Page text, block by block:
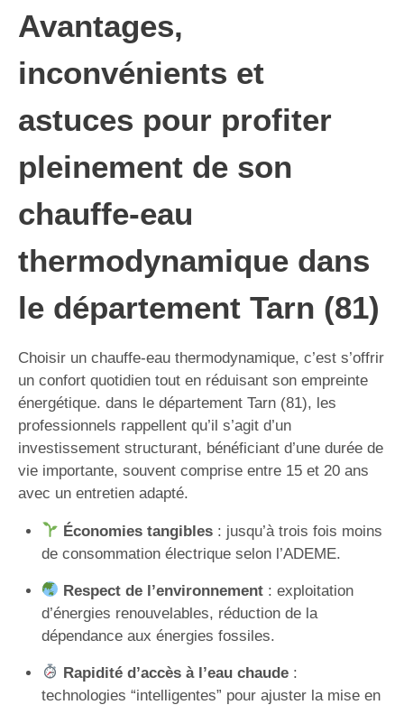
Avantages,
inconvénients et
astuces pour profiter
pleinement de son
chauffe-eau
thermodynamique dans
le département Tarn (81)
Choisir un chauffe-eau thermodynamique, c’est s’offrir
un confort quotidien tout en réduisant son empreinte
énergétique. dans le département Tarn (81), les
professionnels rappellent qu’il s’agit d’un
investissement structurant, bénéficiant d’une durée de
vie importante, souvent comprise entre 15 et 20 ans
avec un entretien adapté.
Économies tangibles: jusqu’à trois fois moins
de consommation électrique selon l’ADEME.
Respect de l’environnement: exploitation
d’énergies renouvelables, réduction de la
dépendance aux énergies fossiles.
Rapidité d’accès à l’eau chaude:
technologies “intelligentes” pour ajuster la mise en